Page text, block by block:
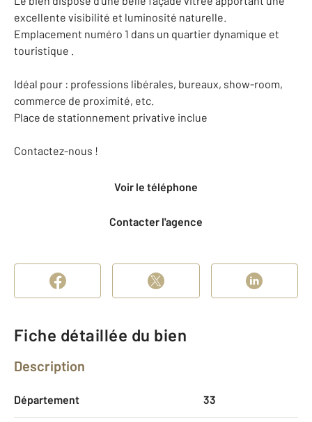
excellente visibilité et luminosité naturelle.
Emplacement numéro 1 dans un quartier dynamique et
touristique .
Idéal pour : professions libérales, bureaux, show-room,
commerce de proximité, etc.
Place de stationnement privative inclue
Contactez-nous !
Voir le téléphone
Contacter l'agence
Fiche détaillée du bien
Description
Département 33